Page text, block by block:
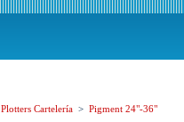
Plotters Cartelería > Pigment 24"-36"